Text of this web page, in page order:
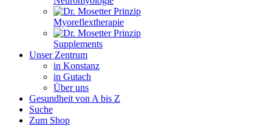
Myoreflextherapie
Supplements
Unser Zentrum
in Konstanz
in Gutach
Über uns
Gesundheit von A bis Z
Suche
Zum Shop